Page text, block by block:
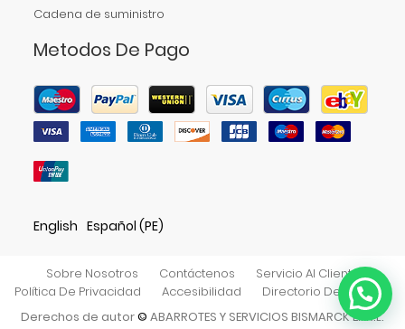
Cadena de suministro
Metodos De Pago
English Español (PE)
Sobre Nosotros Contáctenos
Servicio Al Cliente
Política De Privacidad
Accesibilidad
Directorio De Tiendas
Derechos de autor© ABARROTES Y SERVICIOS BISMARCK E.I.R.L.